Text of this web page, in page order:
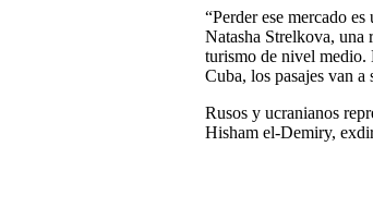
“Perder ese mercado
Natasha Strelkova, una
turismo de nivel medio.
Cuba, los pasajes van a
Rusos y ucranianos
Hisham el-Demiry,